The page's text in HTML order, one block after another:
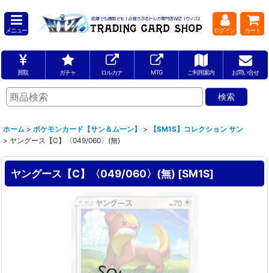
メニュー ログイン カート
買取 ガチャ ロルカナ MTG ご利用案内 お問い合せ
ホーム > ポケモンカード【サン＆ムーン】 >
【SM1S】コレクション サン
> ヤングース【C】〈049/060〉(無)
ヤングース【C】〈049/060〉(無) [SM1S]